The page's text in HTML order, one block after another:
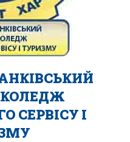
СЕРВІСУ І